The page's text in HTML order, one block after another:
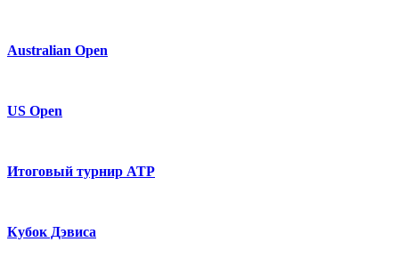
Australian Open
US Open
Итоговый турнир ATP
Кубок Дэвиса